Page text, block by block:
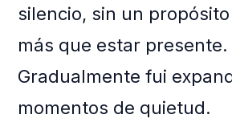
silencio, sin un
más que estar presente.
Gradualmente fui
momentos de quietud.